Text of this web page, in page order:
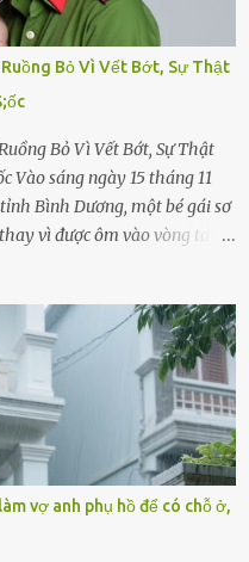
Bỏ Vì Vết Bớt, Sự Thật
Bỏ Vì Vết Bớt, Sự Thật
Vào sáng ngày 15 tháng 11
Bình Dương, một bé gái sơ
vì được ôm vào vòng tay
Tùng xem như điềm gở. Ông
ở Bình Dương, cùng vợ là
tâm: bỏ lại đứa trẻ. Họ
và ký vào giấy từ chối
lý bé như một trường hợp bị
họ – Trần Lệ Mi – vẫn đang
biết chuyện gì xảy ra.
sát công tác tại địa phương,
đi trong lặng lẽ. Nét mặt đỏ
vợ anh phụ hồ để có chỗ ở,